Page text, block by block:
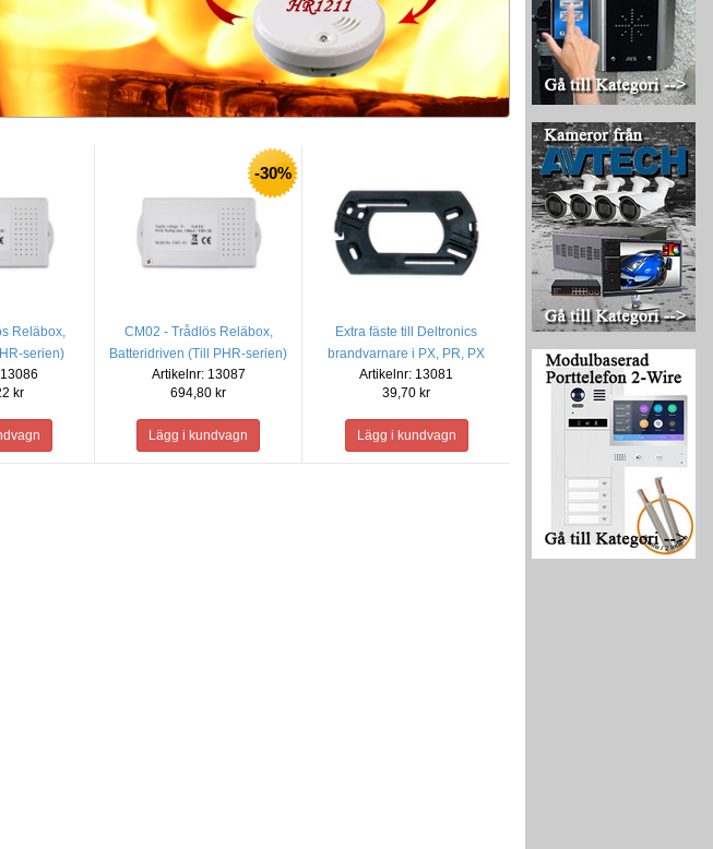
Reläbox,
serien)
kr
-30%
CM02 - Trådlös Reläbox,
Batteridriven (Till PHR-serien)
Artikelnr: 13087
694,80 kr
Extra fäste till Deltronics
brandvarnare i PX, PR, PX
serien
Artikelnr: 13081
39,70 kr